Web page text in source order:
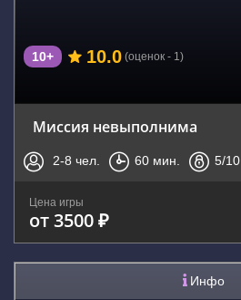
10+ 10.0 (оценок - 1)
Миссия невыполнима
2-8 чел. 60 мин. 5/10
Цена игры
от 3500 ₽
Инфо